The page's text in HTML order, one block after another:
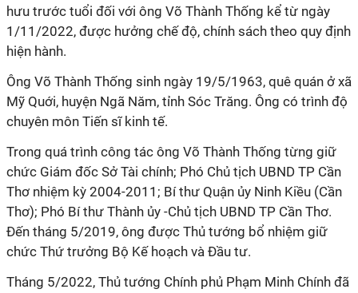
hưu trước tuổi đối với ông Võ Thành Thống kể từ ngày
1/11/2022, được hưởng chế độ, chính sách theo quy định
hiện hành.
Ông Võ Thành Thống sinh ngày 19/5/1963, quê quán ở xã
Mỹ Quới, huyện Ngã Năm, tỉnh Sóc Trăng. Ông có trình độ
chuyên môn Tiến sĩ kinh tế.
Trong quá trình công tác ông Võ Thành Thống từng giữ
chức Giám đốc Sở Tài chính; Phó Chủ tịch UBND TP Cần
Thơ nhiệm kỳ 2004-2011; Bí thư Quận ủy Ninh Kiều (Cần
Thơ); Phó Bí thư Thành ủy -Chủ tịch UBND TP Cần Thơ.
Đến tháng 5/2019, ông được Thủ tướng bổ nhiệm giữ
chức Thứ trưởng Bộ Kế hoạch và Đầu tư.
Tháng 5/2022, Thủ tướng Chính phủ Phạm Minh Chính đã